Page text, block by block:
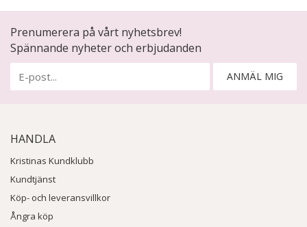
Prenumerera på vårt nyhetsbrev!
Spännande nyheter och erbjudanden
ANMÄL MIG
HANDLA
Kristinas Kundklubb
Kundtjänst
Köp- och leveransvillkor
Ångra köp